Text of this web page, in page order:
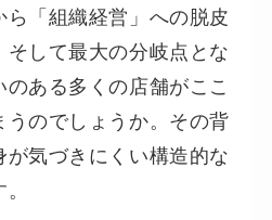
ら「組織経営」への脱皮
して最大の分岐点とな
ある多くの店舗がここ
のでしょうか。その背
気づきにくい構造的な